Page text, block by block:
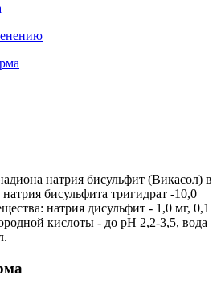
натрия бисульфит (Викасол) в
бисульфита тригидрат -10,0
натрия дисульфит - 1,0 мг, 0,1
кислоты - до pH 2,2-3,5, вода